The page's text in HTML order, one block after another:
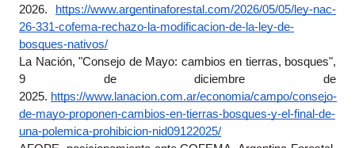
2026.
https://www.argentinaforestal.com/2026/05/05/ley-nac-
26-331-cofema-rechazo-la-modificacion-de-la-ley-de-
bosques-nativos/
La Nación, "Consejo de Mayo: cambios en tierras, bosques",
9 de diciembre de
2025. https://www.lanacion.com.ar/economia/campo/consejo-
de-mayo-proponen-cambios-en-tierras-bosques-y-el-final-de-
una-polemica-prohibicion-nid09122025/